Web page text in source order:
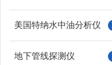
美国特纳水中油分析仪
地下管线探测仪